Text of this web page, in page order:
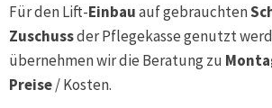
Für den Lift-Einbauauf gebrauchten
Zuschussder Pflegekasse genutzt
übernehmen wir die Beratung zu
Preise/ Kosten.